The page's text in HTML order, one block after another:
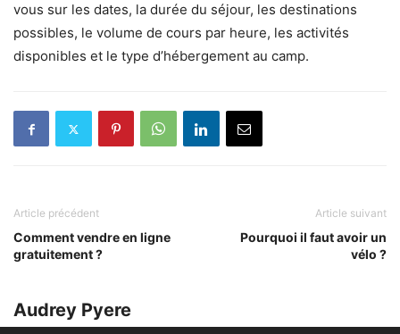
vous sur les dates, la durée du séjour, les destinations
possibles, le volume de cours par heure, les activités
disponibles et le type d’hébergement au camp.
Article précédent
Comment vendre en ligne
gratuitement ?
Article suivant
Pourquoi il faut avoir un
vélo ?
Audrey Pyere